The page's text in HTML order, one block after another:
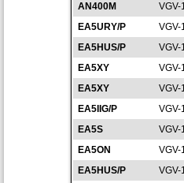
AN400M
VGV-
EA5URY/P
VGV-
EA5HUS/P
VGV-
EA5XY
VGV-
EA5XY
VGV-
EA5IIG/P
VGV-
EA5S
VGV-
EA5ON
VGV-
EA5HUS/P
VGV-